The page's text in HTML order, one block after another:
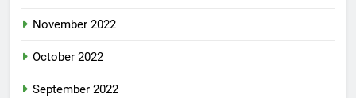
November 2022
October 2022
September 2022